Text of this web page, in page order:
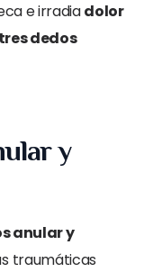
e irradiadolor
dedos
y
anular y
traumáticas